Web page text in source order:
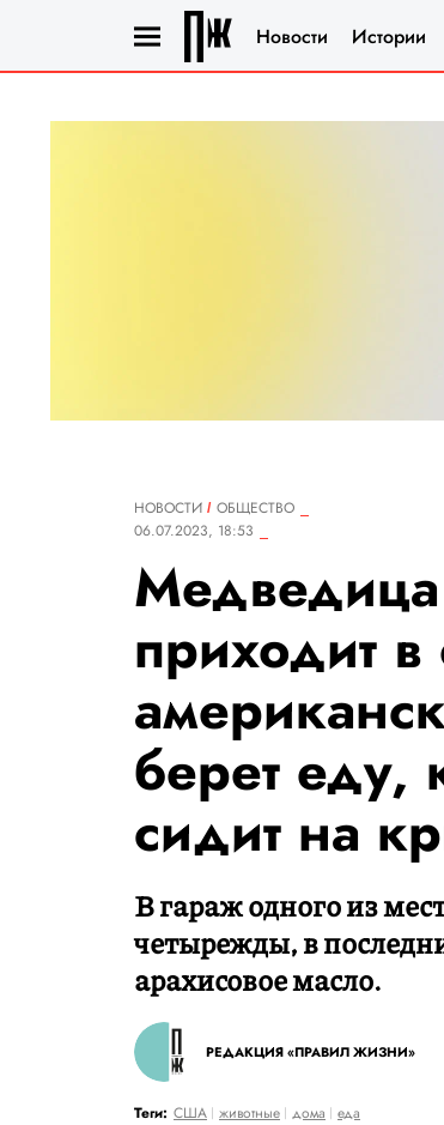
Новости Истории
НОВОСТИ
ОБЩЕСТВО
06.07.2023, 18:53
приходит
берет еду,
сидит на
В гараж одного из
четырежды, в
арахисовое масло.
РЕДАКЦИЯ «ПРАВИЛ ЖИЗНИ»
Теги: США животные дома еда